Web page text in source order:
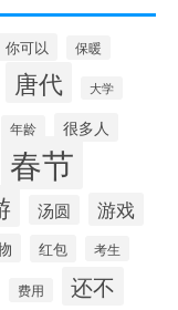
你可以 保暖
唐代 大学
年龄 很多人
春节
汤圆 游戏
红包 考生
费用 还不